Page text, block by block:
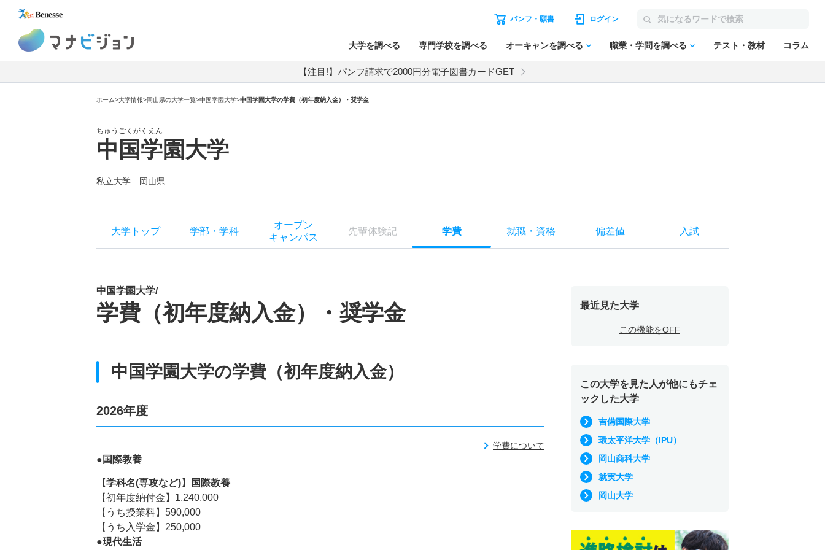
パンフ・願書 ログイン
大学を調べる 専門学校を調べる オーキャンを調べる 職業・学問を調べる テスト・教材 コラム
【注目!】パンフ請求で2000円分電子図書カードGET
ホーム>大学情報>岡山県の大学一覧>中国学園大学>中国学園大学の学費（初年度納入金）・奨学金
ちゅうごくがくえん
中国学園大学
私立大学 岡山県
大学トップ 学部 ・ 学科
オープン
キャンパス
先輩体験記 学費 就職・ 資格 偏差値 入試
中国学園大学/
学費（初年度納入金）・奨学金
中国学園大学の学費（初年度納入金）
2026年度
学費について
●国際教養
【学科名(専攻など)】国際教養
【初年度納付金】1,240,000
【うち授業料】590,000
【うち入学金】250,000
●現代生活
最近見た大学
この機能をOFF
この大学を見た人が他にもチェ
ックした大学
吉備国際大学
環太平洋大学（IPU）
岡山商科大学
就実大学
岡山大学